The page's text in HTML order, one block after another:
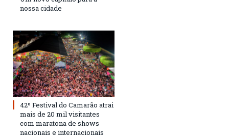
nossa cidade
42º Festival do Camarão atrai
mais de 20 mil visitantes
com maratona de shows
nacionais e internacionais